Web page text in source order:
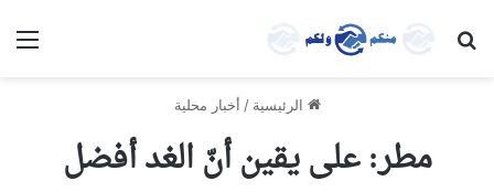
بحث عن
الرئيسية / أخبار محلية
مطر: على يقين أنّ الغد أفضل